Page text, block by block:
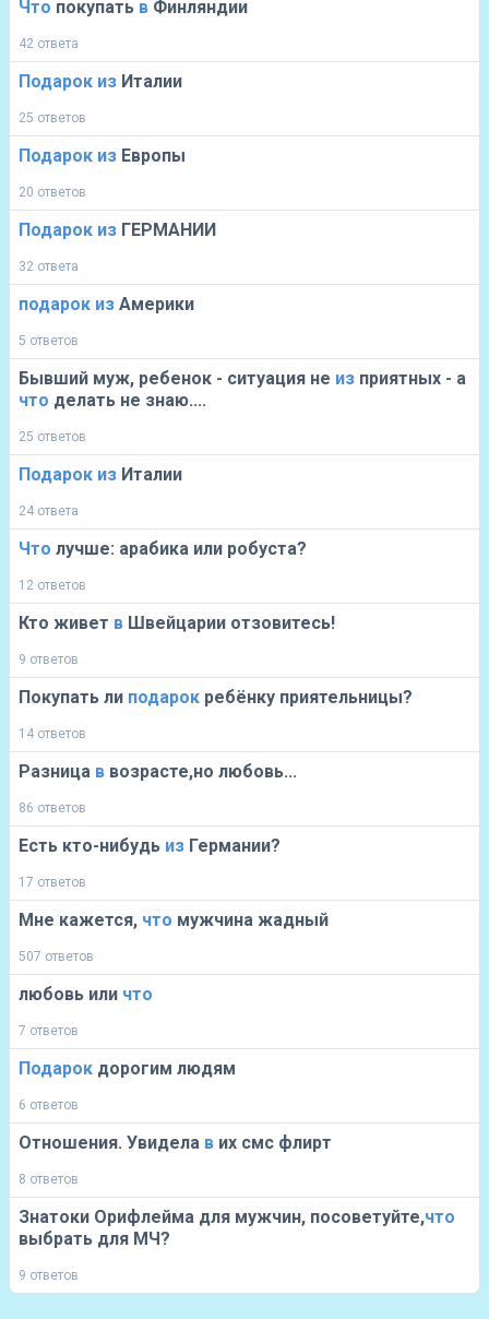
Что покупать в Финляндии
42 ответа
Подарок из Италии
25 ответов
Подарок из Европы
20 ответов
Подарок из ГЕРМАНИИ
32 ответа
подарок из Америки
5 ответов
Бывший муж, ребенок - ситуация не из приятных - а
что делать не знаю....
25 ответов
Подарок из Италии
24 ответа
Что лучше: арабика или робуста?
12 ответов
Кто живет в Швейцарии отзовитесь!
9 ответов
Покупать ли подарок ребёнку приятельницы?
14 ответов
Разница в возрасте,но любовь...
86 ответов
Есть кто-нибудь из Германии?
17 ответов
Мне кажется, что мужчина жадный
507 ответов
любовь или что
7 ответов
Подарок дорогим людям
6 ответов
Отношения. Увидела в их смс флирт
8 ответов
Знатоки Орифлейма для мужчин, посоветуйте,что
выбрать для МЧ?
9 ответов